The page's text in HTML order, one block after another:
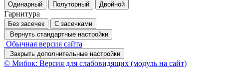
Одинарный Полуторный Двойной
Гарнитура
Без засечек
С засечками
Вернуть стандартные настройки
Обычная версия сайта
Закрыть дополнительные настройки
© Мибок: Версия для слабовидящих (модуль на сайт)